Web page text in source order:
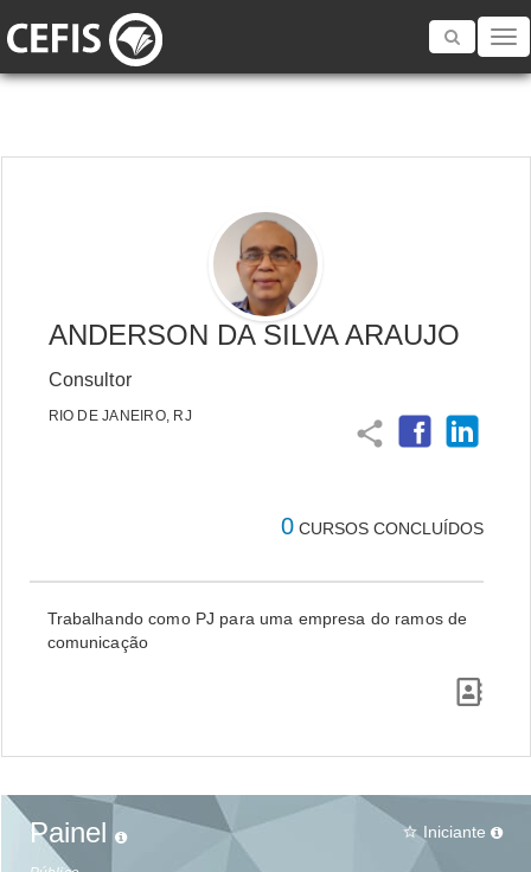
Toggle
ANDERSON DA SILVA ARAUJO
Consultor
RIO DE JANEIRO, RJ
share
0 CURSOS CONCLUÍDOS
Trabalhando como PJ para uma empresa do ramos de
comunicação
Painel star_border Iniciante